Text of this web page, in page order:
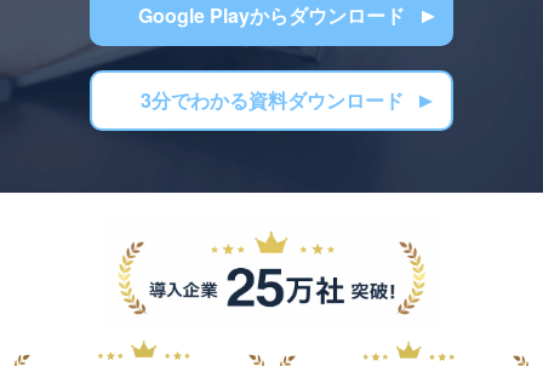
Google Playからダウンロード
3分でわかる資料ダウンロード